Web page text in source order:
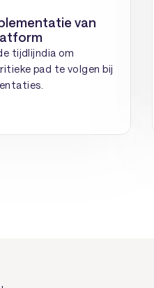
van
tijdlijndia om
pad te volgen bij